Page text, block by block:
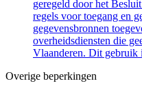
geregeld door het
regels voor toegang en
gegevensbronnen
overheidsdiensten die
Vlaanderen. Dit gebruik
Overige beperkingen